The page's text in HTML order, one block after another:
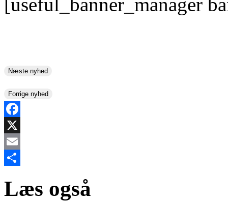
Næste nyhed
Forrige nyhed
Facebook
X
Email
Læs også